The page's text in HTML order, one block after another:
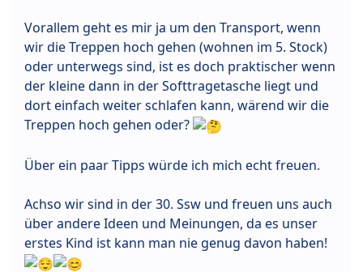
Vorallem geht es mir ja um den Transport, wenn
wir die Treppen hoch gehen (wohnen im 5. Stock)
oder unterwegs sind, ist es doch praktischer wenn
der kleine dann in der Softtragetasche liegt und
dort einfach weiter schlafen kann, wärend wir die
Treppen hoch gehen oder?
Über ein paar Tipps würde ich mich echt freuen.
Achso wir sind in der 30. Ssw und freuen uns auch
über andere Ideen und Meinungen, da es unser
erstes Kind ist kann man nie genug davon haben!